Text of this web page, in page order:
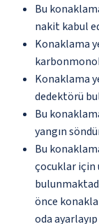
Bu
nakit kabul
Konaklama
Konaklama
dedektörü
Bu
yangın
Bu
çocuklar için
önce
oda